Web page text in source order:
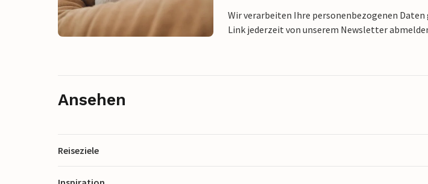
Wir verarbeiten Ihre personenbezogenen Daten
Link jederzeit von unserem Newsletter
Ansehen
Reiseziele